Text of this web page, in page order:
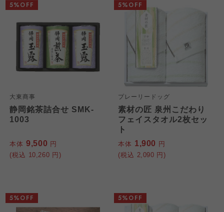
大東商事
静岡銘茶詰合せ SMK-
1003
本体 9,500 円
(税込 10,260 円)
5%OFF
プレーリードッグ
素材の匠 泉州こだわり
フェイスタオル2枚セッ
ト
本体 1,900 円
(税込 2,090 円)
5%OFF
5%OFF 5%OFF
わかやま市民生協
わかやま市民生協
わかやま市民生協